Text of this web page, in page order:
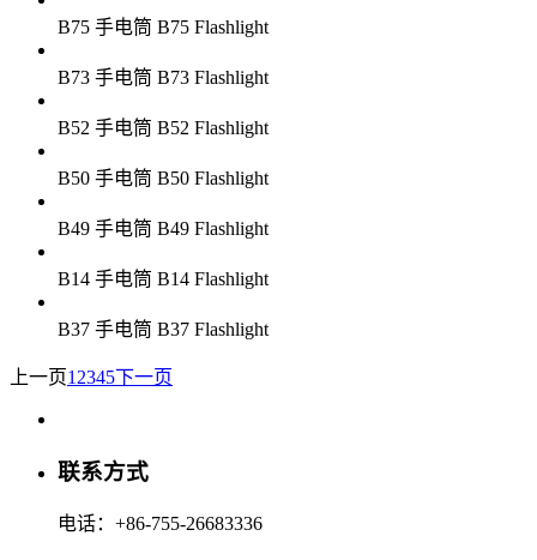
B75 手电筒 B75 Flashlight
B73 手电筒 B73 Flashlight
B52​ 手电筒 B52 Flashlight
B50 手电筒 B50 Flashlight
B49 手电筒 B49 Flashlight
B14 手电筒 B14 Flashlight
B37 手电筒 B37 Flashlight
上一页1 2345下一页
联系方式
电话：+86-755-26683336